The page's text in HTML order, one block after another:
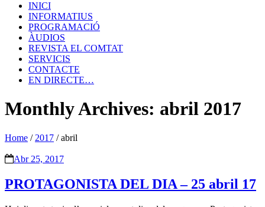
INICI
INFORMATIUS
PROGRAMACIÓ
ÀUDIOS
REVISTA EL COMTAT
SERVICIS
CONTACTE
EN DIRECTE…
Monthly Archives: abril 2017
Home / 2017 /abril
Abr 25, 2017
PROTAGONISTA DEL DIA – 25 abril 17